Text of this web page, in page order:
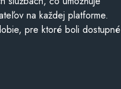
na každej platforme.
pre ktoré boli dostupné